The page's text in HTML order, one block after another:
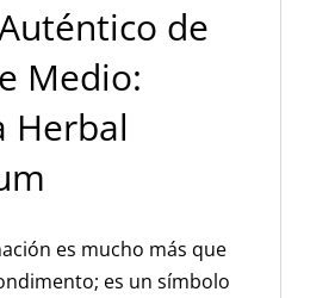
de
Medio:
Herbal
es mucho más que
es un símbolo